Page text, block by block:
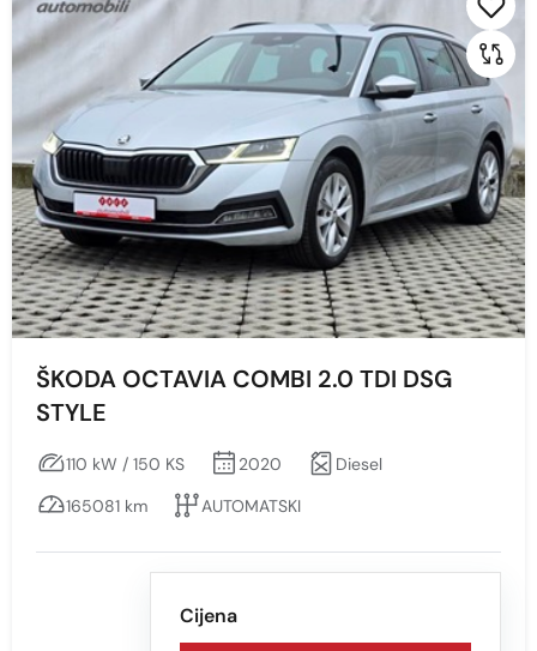
ŠKODA OCTAVIA COMBI 2.0 TDI DSG
STYLE
110 kW / 150 KS 2020
Diesel
165081 km
AUTOMATSKI
Cijena